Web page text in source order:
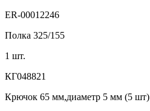
ER-00012246
Полка 325/155
1 шт.
КГ048821
Крючок 65 мм,диаметр 5 мм (5 шт)